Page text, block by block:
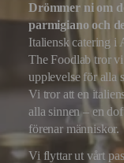
Drömmer ni om
parmigiano och
Italiensk catering i
The Foodlab tror
upplevelse för alla
Vi tror att en
alla sinnen – en
förenar människor.
Vi flyttar ut vårt